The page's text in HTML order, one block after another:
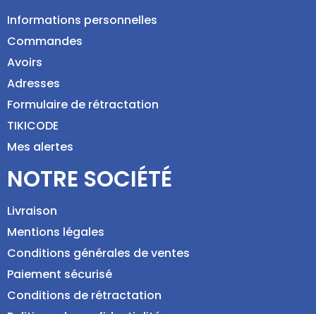
Informations personnelles
Commandes
Avoirs
Adresses
Formulaire de rétractation
TIKICODE
Mes alertes
NOTRE SOCIÉTÉ
Livraison
Mentions légales
Conditions générales de ventes
Paiement sécurisé
Conditions de rétractation